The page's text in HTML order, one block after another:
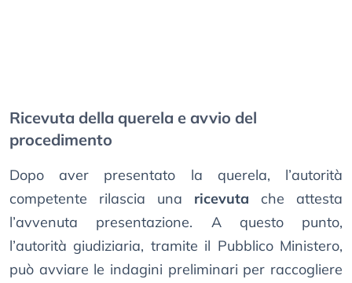
Ricevuta della querela e avvio del
procedimento
Dopo aver presentato la querela, l’autorità
competente rilascia una ricevuta che attesta
l’avvenuta presentazione. A questo punto,
l’autorità giudiziaria, tramite il Pubblico Ministero,
può avviare le indagini preliminari per raccogliere